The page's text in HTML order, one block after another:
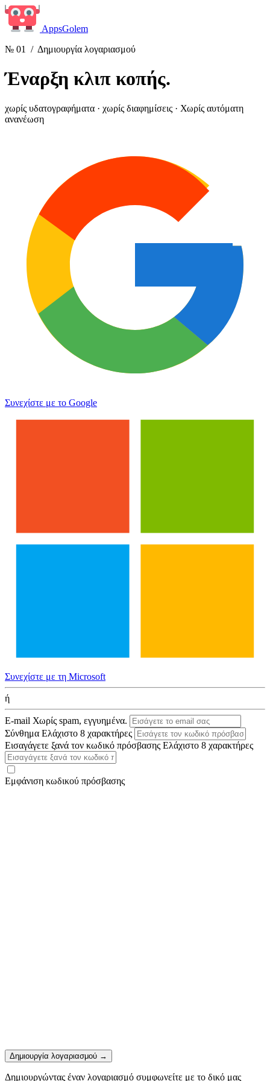
AppsGolem
№ 01
/ Δημιουργία λογαριασμού
Έναρξη κλιπ κοπής.
χωρίς υδατογραφήματα · χωρίς διαφημίσεις · Χωρίς αυτόματη
ανανέωση
Συνεχίστε με το Google
Συνεχίστε με τη Microsoft
ή
E-mail Χωρίς spam, εγγυημένα.
Σύνθημα Ελάχιστο 8 χαρακτήρες
Εισαγάγετε ξανά τον κωδικό πρόσβασης Ελάχιστο 8 χαρακτήρες
Εμφάνιση κωδικού πρόσβασης
Δημιουργία λογαριασμού →
Δημιουργώντας έναν λογαριασμό συμφωνείτε με το δικό μας